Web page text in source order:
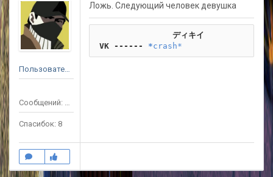
Пользователь
Сообщений: 59
Спасибок: 8
Ложь. Следующий человек девушка
                ディキイ
VK ------
*crash*